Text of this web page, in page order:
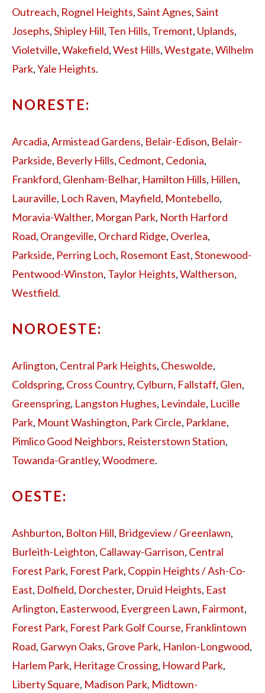
Outreach, Rognel Heights,Saint Agnes,Saint
Josephs,Shipley Hill, Ten Hills, Tremont, Uplands,
Violetville,Wakefield,West Hills,Westgate,Wilhelm
Park,Yale Heights.
NORESTE:
Arcadia,Armistead Gardens, Belair-Edison, Belair-
Parkside, Beverly Hills, Cedmont, Cedonia,
Frankford, Glenham-Belhar, Hamilton Hills, Hillen,
Lauraville, Loch Raven, Mayfield, Montebello,
Moravia-Walther, Morgan Park, North Harford
Road, Orangeville, Orchard Ridge, Overlea,
Parkside, Perring Loch, Rosemont East,Stonewood-
Pentwood-Winston, Taylor Heights,Waltherson,
Westfield.
NOROESTE:
Arlington, Central Park Heights, Cheswolde,
Coldspring, Cross Country, Cylburn, Fallstaff, Glen,
Greenspring, Langston Hughes, Levindale, Lucille
Park, Mount Washington, Park Circle, Parklane,
Pimlico Good Neighbors, Reisterstown Station,
Towanda-Grantley,Woodmere.
OESTE:
Ashburton, Bolton Hill, Bridgeview / Greenlawn,
Burleith-Leighton, Callaway-Garrison, Central
Forest Park, Forest Park, Coppin Heights / Ash-Co-
East, Dolfield, Dorchester, Druid Heights, East
Arlington, Easterwood, Evergreen Lawn, Fairmont,
Forest Park, Forest Park Golf Course, Franklintown
Road, Garwyn Oaks, Grove Park, Hanlon-Longwood,
Harlem Park, Heritage Crossing, Howard Park,
Liberty Square, Madison Park, Midtown-